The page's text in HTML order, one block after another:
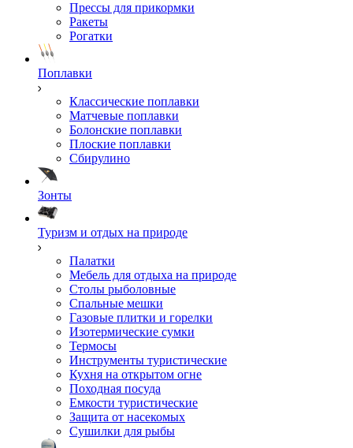
Пресcы для прикормки
Ракеты
Рогатки
Поплавки
Классические поплавки
Матчевые поплавки
Болонские поплавки
Плоские поплавки
Сбирулино
Зонты
Туризм и отдых на природе
Палатки
Мебель для отдыха на природе
Столы рыболовные
Спальные мешки
Газовые плитки и горелки
Изотермические сумки
Термосы
Инструменты туристические
Кухня на открытом огне
Походная посуда
Емкости туристические
Защита от насекомых
Сушилки для рыбы